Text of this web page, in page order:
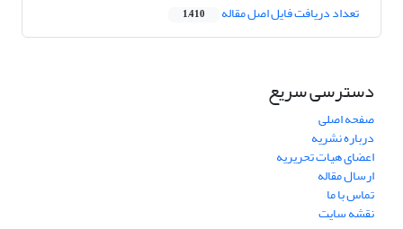
تعداد دریافت فایل اصل مقاله 1,410
دسترسی سریع
صفحه اصلی
درباره نشریه
اعضای هیات تحریریه
ارسال مقاله
تماس با ما
نقشه سایت